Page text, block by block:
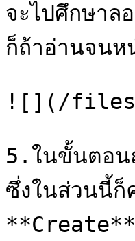
จะไปศึกษาล
ก็ถ้าอ่านจน
![](/files/-
5.ในขั้นตอน
ซึ่งในส่วนนี้ก็